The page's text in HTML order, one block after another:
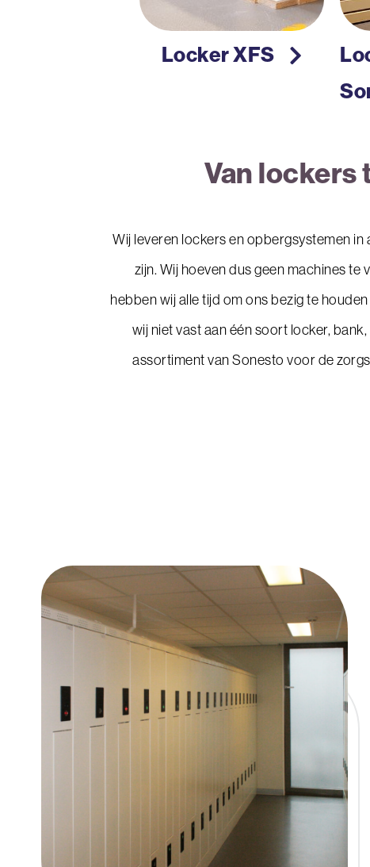
Locker XFS
Van
Wij leveren lockers en opbergsystemen
zijn. Wij hoeven dus geen machines
hebben wij alle tijd om ons bezig te
wij niet vast aan één soort locker,
assortiment van Sonesto voor de